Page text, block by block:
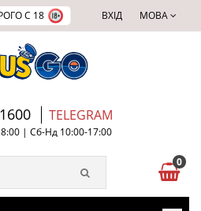
С 18 МОВА
ВХІД
TELEGRAM
| Сб-Нд 10:00-17:00
0